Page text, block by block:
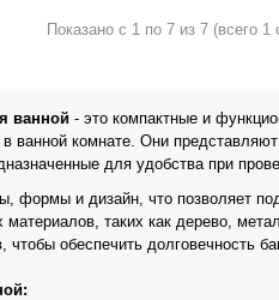
Показано с 1 по 7 из 7 (всего 1
ванной - это компактные и
ванной комнате. Они
для удобства при
формы и дизайн, что позволяет
таких как дерево,
чтобы обеспечить долговечность